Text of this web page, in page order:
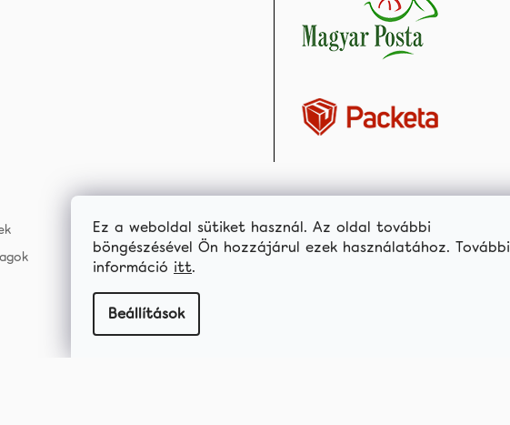
Ez a weboldal sütiket használ. Az oldal további
böngészésével Ön hozzájárul ezek használatához. További
információ itt.
Beállítások